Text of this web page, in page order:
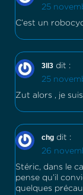
25
C’est un
3ll3 dit :
25
Zut alors , je
chg dit :
26
Stéric, dans le
pense qu’il
quelques